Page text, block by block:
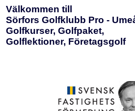
Välkommen till
Sörfors Golfklubb Pro -
Golfkurser, Golfpaket,
Golflektioner, Företagsgolf